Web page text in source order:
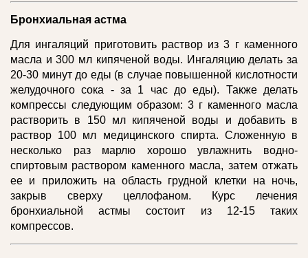
Бронхиальная астма
Для ингаляций приготовить раствор из 3 г каменного
масла и 300 мл кипяченой воды. Ингаляцию делать за
20-30 минут до еды (в случае повышенной кислотности
желудочного сока - за 1 час до еды). Также делать
компрессы следующим образом: 3 г каменного масла
растворить в 150 мл кипяченой воды и добавить в
раствор 100 мл медицинского спирта. Сложенную в
несколько раз марлю хорошо увлажнить водно-
спиртовым раствором каменного масла, затем отжать
ее и приложить на область грудной клетки на ночь,
закрыв сверху целлофаном. Курс лечения
бронхиальной астмы состоит из 12-15 таких
компрессов.